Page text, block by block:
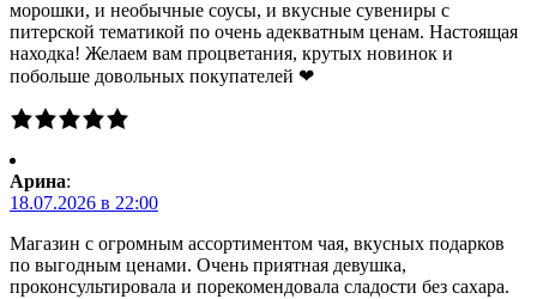
морошки, и необычные соусы, и вкусные сувениры с
питерской тематикой по очень адекватным ценам. Настоящая
находка! Желаем вам процветания, крутых новинок и
побольше довольных покупателей ❤
Арина:
18.07.2026 в 22:00
Магазин с огромным ассортиментом чая, вкусных подарков
по выгодным ценами. Очень приятная девушка,
проконсультировала и порекомендовала сладости без сахара.